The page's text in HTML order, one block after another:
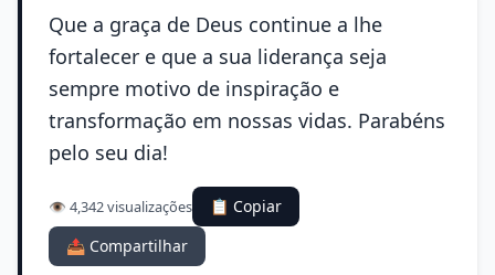
Que a graça de Deus continue a lhe
fortalecer e que a sua liderança seja
sempre motivo de inspiração e
transformação em nossas vidas. Parabéns
pelo seu dia!
👁️ 4,342 visualizações
📋 Copiar
📤 Compartilhar